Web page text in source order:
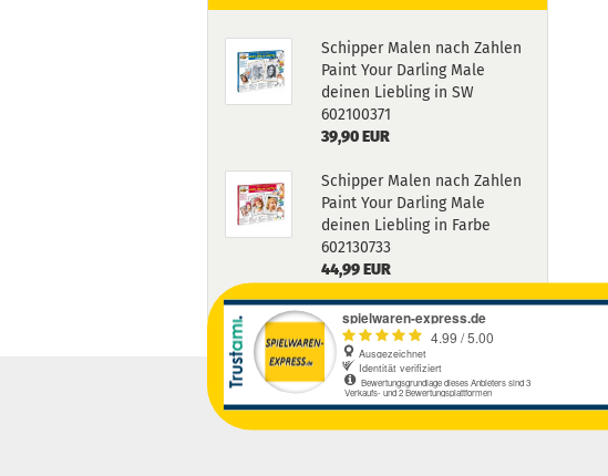
Schipper Malen nach Zahlen
Paint Your Darling Male
deinen Liebling in SW
602100371
39,90 EUR
Schipper Malen nach Zahlen
Paint Your Darling Male
deinen Liebling in Farbe
602130733
44,99 EUR